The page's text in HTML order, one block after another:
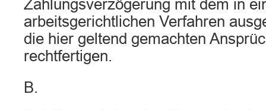
Zahlungsverzögerung mit dem in
arbeitsgerichtlichen Verfahren
die hier geltend gemachten
rechtfertigen.
B.